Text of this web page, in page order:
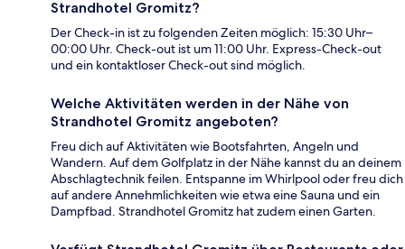
Strandhotel Gromitz?
Der Check-in ist zu folgenden Zeiten möglich: 15:30 Uhr–
00:00 Uhr. Check-out ist um 11:00 Uhr. Express-Check-out
und ein kontaktloser Check-out sind möglich.
Welche Aktivitäten werden in der Nähe von
Strandhotel Gromitz angeboten?
Freu dich auf Aktivitäten wie Bootsfahrten, Angeln und
Wandern. Auf dem Golfplatz in der Nähe kannst du an deinem
Abschlagtechnik feilen. Entspanne im Whirlpool oder freu dich
auf andere Annehmlichkeiten wie etwa eine Sauna und ein
Dampfbad. Strandhotel Gromitz hat zudem einen Garten.